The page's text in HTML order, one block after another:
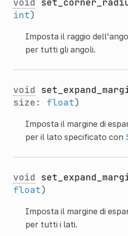
int)
Imposta il raggio
per tutti gli angoli.
void
size: float)
Imposta il margine di
per il lato specificato con
void
float)
Imposta il margine di
per tutti i lati.